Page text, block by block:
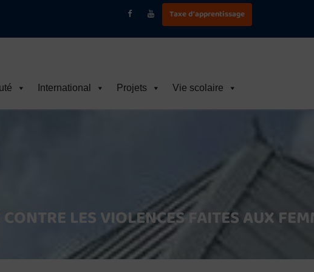
Taxe d'apprentissage
International Projets Vie scolaire
LES VIOLENCES FAITES AUX